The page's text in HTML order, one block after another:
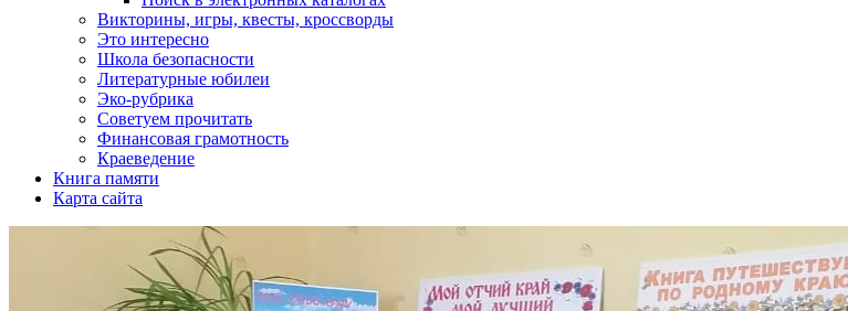
Викторины, игры, квесты, кроссворды
Это интересно
Школа безопасности
Литературные юбилеи
Эко-рубрика
Советуем прочитать
Финансовая грамотность
Краеведение
Книга памяти
Карта сайта